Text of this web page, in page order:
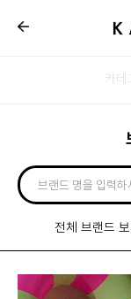
카테
전체 브랜드
신규